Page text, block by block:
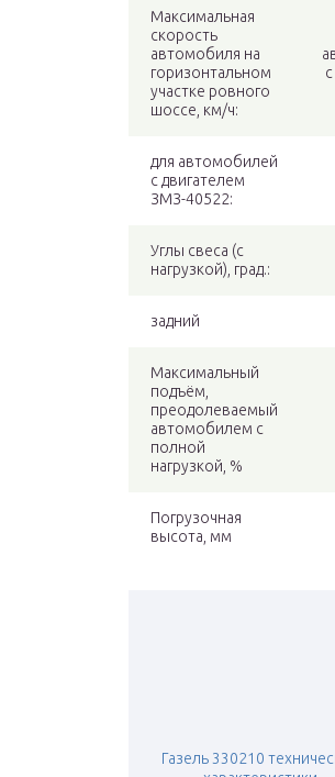
Максимальная
скорость
автомобиля на
горизонтальном
участке ровного
шоссе, км/ч:
для автомобилей
с двигателем
ЗМЗ-40522:
Углы свеса (с
нагрузкой), град.:
задний
Максимальный
подъём,
преодолеваемый
автомобилем с
полной
нагрузкой, %
Погрузочная
высота, мм
Газель 330210